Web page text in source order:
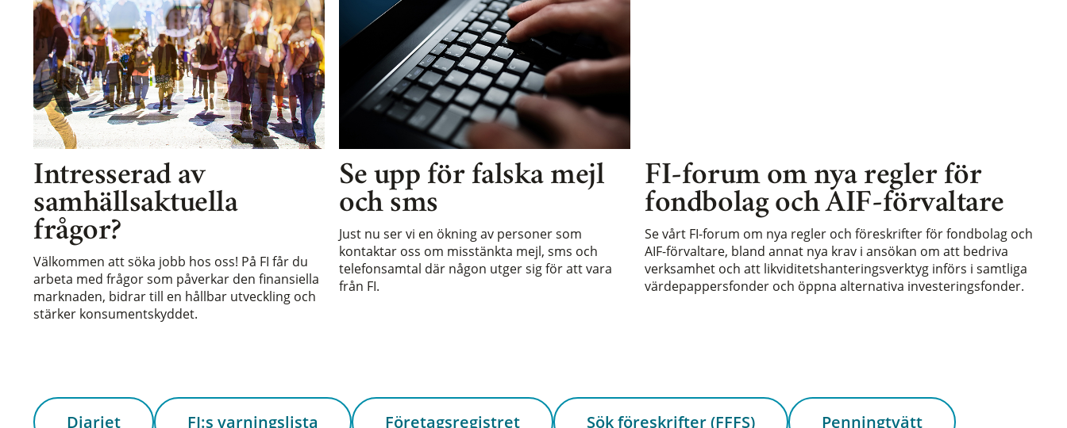
Intresserad av
samhällsaktuella
frågor?
Välkommen att söka jobb hos oss! På FI får du
arbeta med frågor som påverkar den finansiella
marknaden, bidrar till en hållbar utveckling och
stärker konsumentskyddet.
Se upp för falska mejl
och sms
Just nu ser vi en ökning av personer som
kontaktar oss om misstänkta mejl, sms och
telefonsamtal där någon utger sig för att vara
från FI.
FI-forum om nya regler för
fondbolag och AIF-förvaltare
Se vårt FI-forum om nya regler och föreskrifter för fondbolag och
AIF-förvaltare, bland annat nya krav i ansökan om att bedriva
verksamhet och att likviditetshanteringsverktyg införs i samtliga
värdepappersfonder och öppna alternativa investeringsfonder.
Diariet FI:s varningslista Företagsregistret Sök föreskrifter (FFFS) Penningtvätt